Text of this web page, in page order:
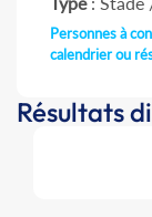
Personnes à
calendrier ou
Résultats